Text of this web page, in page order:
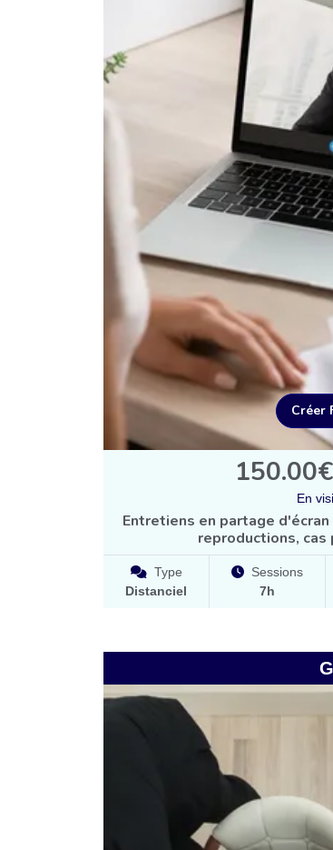
Créer
En
Entretiens en partage
reproductions,
Type
Distanciel
Sessions
7h